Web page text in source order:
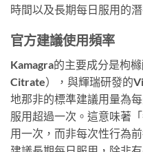
時間以及長期每日服用的
官方建議使用頻率
Kamagra的主要成分是枸
Citrate），與輝瑞研發的
地那非的標準建議用量為
服用超過一次。這意味著
用一次，而非每次性行為